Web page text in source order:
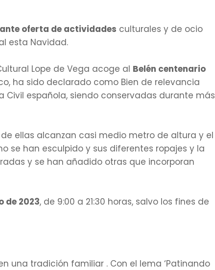
oferta de actividades culturales y de ocio
esta Navidad.
Lope de Vega acoge al Belén centenario
ha sido declarado como Bien de relevancia
española, siendo conservadas durante más
ellas alcanzan casi medio metro de altura y el
se han esculpido y sus diferentes ropajes y la
y se han añadido otras que incorporan
de 2023, de 9:00 a 21:30 horas, salvo los fines de
una tradición familiar . Con el lema ‘Patinando